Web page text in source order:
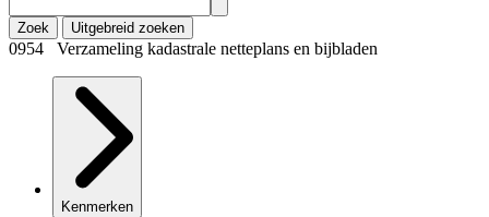
Zoek Uitgebreid zoeken
0954 Verzameling kadastrale netteplans en bijbladen
Kenmerken